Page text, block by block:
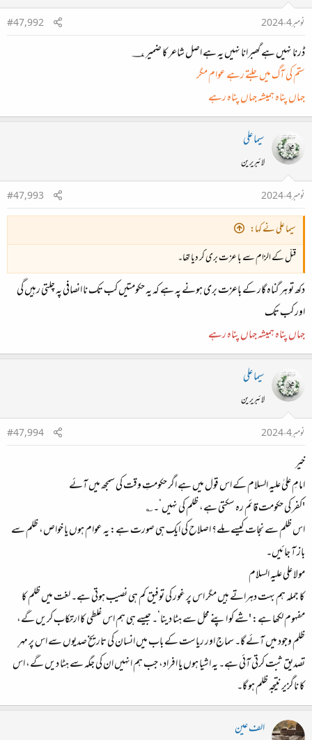
نومبر 4، 2024 #47,992
ڈرنا نہیں ہے گھبرانا نہیں یہ ہے اصل شاعر کا ضمیر ؀
ستم کی آگ میں جلتے رہے عوام مگر
جہاں پناہ ہمیشہ جہاں پناہ رہے
سیما علی
لائبریرین
نومبر 4، 2024
#47,993
سیما علی نے کہا:
قتل کے الزام سے با عزت بری کر دیا تھا۔
دکھ تو ہر گناہ گار کے باعزت بری ہونے پہ ہے کہ یہ حکومتیں کب تک نا انصافی پہ چلتی رہیں گی
اور کب تک
جہاں پناہ ہمیشہ جہاں پناہ رہے
سیما علی
لائبریرین
نومبر 4، 2024
#47,994
خیر
امامِ علیٰ علیہ السلام کے اس قول میں ہے اگر حکومتِ وقت کی سمجھ میں آئے
'کفر کی حکومت قائم رہ سکتی ہے، ظلم کی نہیں‘۔؎
اس ظلم سے نجات کیسے ملے؟ اصلاح کی ایک ہی صورت ہے: یہ عوام ہوں یا خواص، ظلم سے
باز آ جائیں۔
مولا علی علیہ السلام
کا جملہ ہم بہت دہراتے ہیں مگر اس پر غور کی توفیق کم ہی نصیب ہوتی ہے۔ لغت میں ظلم کا
مفہوم لکھا ہے: 'شے کو اپنے محل سے ہٹا دینا‘۔ جیسے ہی ہم اس غلطی کا ارتکاب کریں گے،
ظلم وجود میں آئے گا۔ سماج اور ریاست کے باب میں انسان کی تاریخ صدیوں سے اس پر مہرِ
تصدیق ثبت کرتی آئی ہے۔ یہ اشیا ہوں یا افراد، جب ہم انہیں ان کی جگہ سے ہٹا دیں گے، اس
کا ناگزیر نتیجہ ظلم ہو گا۔
الف عین